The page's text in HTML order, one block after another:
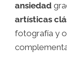
ansiedad
artísticas
fotografía y